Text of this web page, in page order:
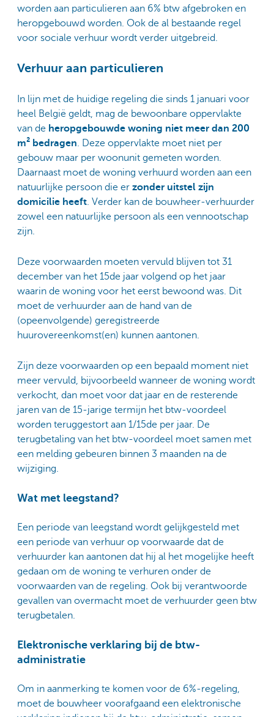
worden aan particulieren aan 6% btw afgebroken en
heropgebouwd worden. Ook de al bestaande regel
voor sociale verhuur wordt verder uitgebreid.
Verhuur aan particulieren
In lijn met de huidige regeling die sinds 1 januari voor
heel België geldt, mag de bewoonbare oppervlakte
van de heropgebouwde woning niet meer dan 200
m² bedragen . Deze oppervlakte moet niet per
gebouw maar per woonunit gemeten worden.
Daarnaast moet de woning verhuurd worden aan een
natuurlijke persoon die er zonder uitstel zijn
domicilie heeft . Verder kan de bouwheer-verhuurder
zowel een natuurlijke persoon als een vennootschap
zijn.
Deze voorwaarden moeten vervuld blijven tot 31
december van het 15de jaar volgend op het jaar
waarin de woning voor het eerst bewoond was. Dit
moet de verhuurder aan de hand van de
(opeenvolgende) geregistreerde
huurovereenkomst(en) kunnen aantonen.
Zijn deze voorwaarden op een bepaald moment niet
meer vervuld, bijvoorbeeld wanneer de woning wordt
verkocht, dan moet voor dat jaar en de resterende
jaren van de 15-jarige termijn het btw-voordeel
worden teruggestort aan 1/15de per jaar. De
terugbetaling van het btw-voordeel moet samen met
een melding gebeuren binnen 3 maanden na de
wijziging.
Wat met leegstand?
Een periode van leegstand wordt gelijkgesteld met
een periode van verhuur op voorwaarde dat de
verhuurder kan aantonen dat hij al het mogelijke heeft
gedaan om de woning te verhuren onder de
voorwaarden van de regeling. Ook bij verantwoorde
gevallen van overmacht moet de verhuurder geen btw
terugbetalen.
Elektronische verklaring bij de btw-
administratie
Om in aanmerking te komen voor de 6%-regeling,
moet de bouwheer voorafgaand een elektronische